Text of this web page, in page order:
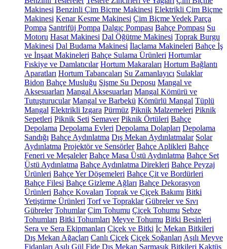
Makinesi Benzinli Çim Biçme Makinesi Elektrikli Çim Biçme
Makinesi Kenar Kesme Makinesi Çim Biçme Yedek Parça
Pompa Santrifüj Pompa Dalgıç Pompası Bahçe Pompası Su
Motoru Hasat Makinesi Dal Öğütme Makinesi Toprak Burgu
Makinesi Dal Budama Makinesi İlaçlama Makineleri Bahçe İş
ve İnşaat Makineleri Bahçe Sulama Ürünleri Hortumlar
Fıskiye ve Damlatıcılar Hortum Makaraları Hortum Bağlantı
Aparatları Hortum Tabancaları Su Zamanlayıcı Sulaklar
Bidon Bahçe Musluğu Şişme Su Deposu Mangal ve
Aksesuarları Mangal Aksesuarları Mangal Kömürü ve
Tutuşturucular Mangal ve Barbekü Kömürlü Mangal Tüplü
Mangal Elektrikli Izgara Pürmüz Piknik Malzemeleri Piknik
Sepetleri Piknik Seti Semaver Piknik Örtüleri Bahçe
Depolama Depolama Evleri Depolama Dolapları Depolama
Sandığı Bahçe Aydınlatma Dış Mekan Aydınlatmalar Solar
Aydınlatma Projektör ve Sensörler Bahçe Aplikleri Bahçe
Feneri ve Meşaleler Bahçe Masa Üstü Aydınlatma Bahçe Set
Üstü Aydınlatma Bahçe Aydınlatma Direkleri Bahçe Peyzaj
Ürünleri Bahçe Yer Döşemeleri Bahçe Çit ve Bordürleri
Bahçe Filesi Bahçe Gizleme Ağları Bahçe Dekorasyon
Ürünleri Bahçe Kovaları Toprak ve Çiçek Bakımı Bitki
Yetiştirme Ürünleri Torf ve Topraklar Gübreler ve Sıvı
Gübreler Tohumlar Çim Tohumu Çiçek Tohumu Sebze
Tohumları Bitki Tohumları Meyve Tohumu Bitki Besinleri
Sera ve Sera Ekipmanları Çiçek ve Bitki İç Mekan Bitkileri
Dış Mekan Ağaçları Canlı Çiçek Çiçek Soğanları Aşılı Meyve
Fidanları Aşılı Gül Fide Dış Mekan Sarmaşık Bitkileri Kaktüs